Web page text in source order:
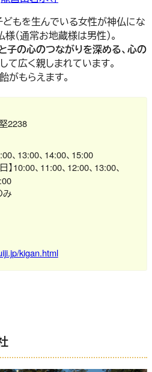
もを生んでいる女性が神仏にな
（通常お地蔵様は男性）。
子の心のつながりを深める、心の
て広く親しまれています。
がもらえます。
2238
、13:00、14:00、15:00
】10:00、11:00、12:00、13:00、
み
kigan.html